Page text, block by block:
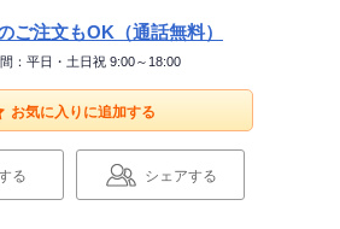
ご注文もOK（通話無料）
：平日・土日祝 9:00～18:00
お気に入りに追加する
る シェアする